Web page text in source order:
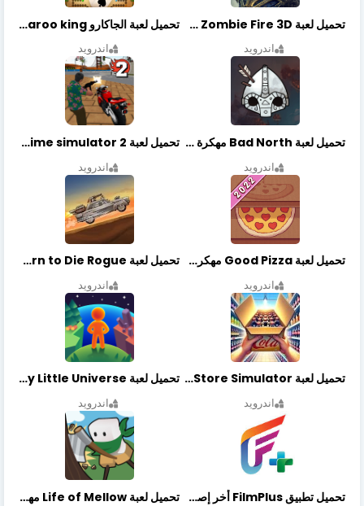
تحميل لعبة Zombie Fire 3D مهكرة آخر إصدار
اندرويد
تحميل لعبة الجاكارو jackaroo king آخر إصدار
اندرويد
تحميل لعبة Bad North مهكرة آخر إصدار
اندرويد
تحميل لعبة Vegas crime simulator 2 مهكرة اخر اصدار
اندرويد
تحميل لعبة Good Pizza مهكرة اخر اصدار
اندرويد
تحميل لعبة Earn to Die Rogue مهكرة اخر اصدار
اندرويد
تحميل لعبة Retail Store Simulator مهكرة اخر اصدار
اندرويد
تحميل لعبة My Little Universe مهكرة أخر إصدار
اندرويد
تحميل تطبيق FilmPlus أخر إصدار تحميل لعبة Life of Mellow مهكرة أخر إصدار